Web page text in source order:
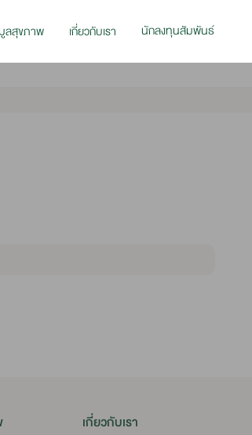
ลสุขภาพ เกี่ยวกับเรา นักลงทุนสัมพันธ์
เกี่ยวกับเรา